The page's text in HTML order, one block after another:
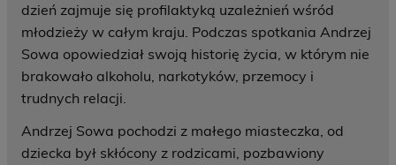
dzień zajmuje się profilaktyką uzależnień wśród
młodzieży w całym kraju. Podczas spotkania Andrzej
Sowa opowiedział swoją historię życia, w którym nie
brakowało alkoholu, narkotyków, przemocy i
trudnych relacji.
Andrzej Sowa pochodzi z małego miasteczka, od
dziecka był skłócony z rodzicami, pozbawiony